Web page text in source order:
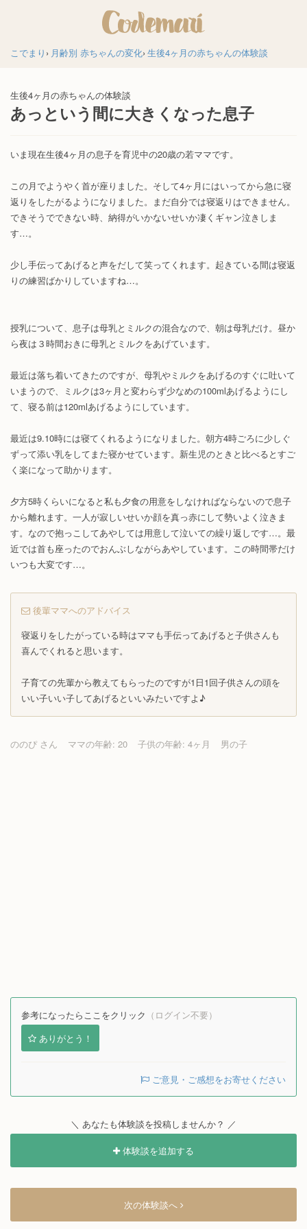
こでまり 月齢別 赤ちゃんの変化 生後4ヶ月の赤ちゃんの体験談
生後4ヶ月の赤ちゃんの体験談
あっという間に大きくなった息子
いま現在生後4ヶ月の息子を育児中の20歳の若ママです。
この月でようやく首が座りました。そして4ヶ月にはいってから急に寝
返りをしたがるようになりました。まだ自分では寝返りはできません。
できそうでできない時、納得がいかないせいか凄くギャン泣きしま
す…。
少し手伝ってあげると声をだして笑ってくれます。起きている間は寝返
りの練習ばかりしていますね…。
授乳について、息子は母乳とミルクの混合なので、朝は母乳だけ。昼か
ら夜は３時間おきに母乳とミルクをあげています。
最近は落ち着いてきたのですが、母乳やミルクをあげるのすぐに吐いて
いまうので、ミルクは3ヶ月と変わらず少なめの100mlあげるようにし
て、寝る前は120mlあげるようにしています。
最近は9.10時には寝てくれるようになりました。朝方4時ごろに少しぐ
ずって添い乳をしてまた寝かせています。新生児のときと比べるとすご
く楽になって助かります。
夕方5時くらいになると私も夕食の用意をしなければならないので息子
から離れます。一人が寂しいせいか顔を真っ赤にして勢いよく泣きま
す。なので抱っこしてあやしては用意して泣いての繰り返しです…。最
近では首も座ったのでおんぶしながらあやしています。この時間帯だけ
いつも大変です…。
後輩ママへのアドバイス
寝返りをしたがっている時はママも手伝ってあげると子供さんも
喜んでくれると思います。
子育ての先輩から教えてもらったのですが1日1回子供さんの頭を
いい子いい子してあげるといいみたいですよ♪
ののぴ さん ママの年齢: 20 子供の年齢: 4ヶ月 男の子
参考になったらここをクリック （ログイン不要）
ありがとう！
ご意見・ご感想をお寄せください
＼ あなたも体験談を投稿しませんか？ ／
体験談を追加する
次の体験談へ